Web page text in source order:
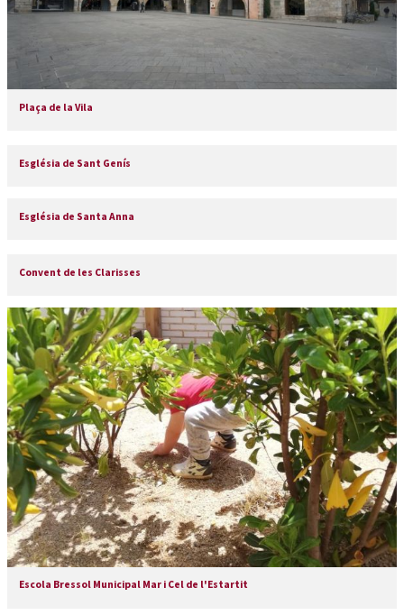
Plaça de la Vila
Església de Sant Genís
Església de Santa Anna
Convent de les Clarisses
Escola Bressol Municipal Mar i Cel de l'Estartit